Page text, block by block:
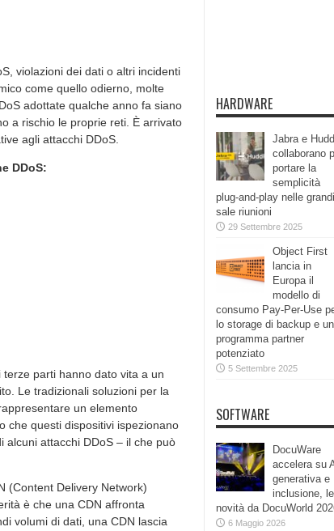
violazioni dei dati o altri incidenti
come quello odierno, molte
adottate qualche anno fa siano
a rischio le proprie reti. È arrivato
agli attacchi DDoS.
DDoS:
parti hanno dato vita a un
Le tradizionali soluzioni per la
un elemento
che questi dispositivi ispezionano
alcuni attacchi DDoS – il che può
(Content Delivery Network)
è che una CDN affronta
volumi di dati, una CDN lascia
HARDWARE
Jabra e
collaborano
portare la
semplicità
plug-and-play nelle grandi
sale riunioni
29 Settembre 2025
Object First
lancia in
Europa il
modello di
consumo Pay-Per-Use
lo storage di backup e un
programma partner
potenziato
5 Settembre 2025
SOFTWARE
DocuWare
accelera su
generativa e
inclusione, le
novità da DocuWorld
6 Maggio 2026